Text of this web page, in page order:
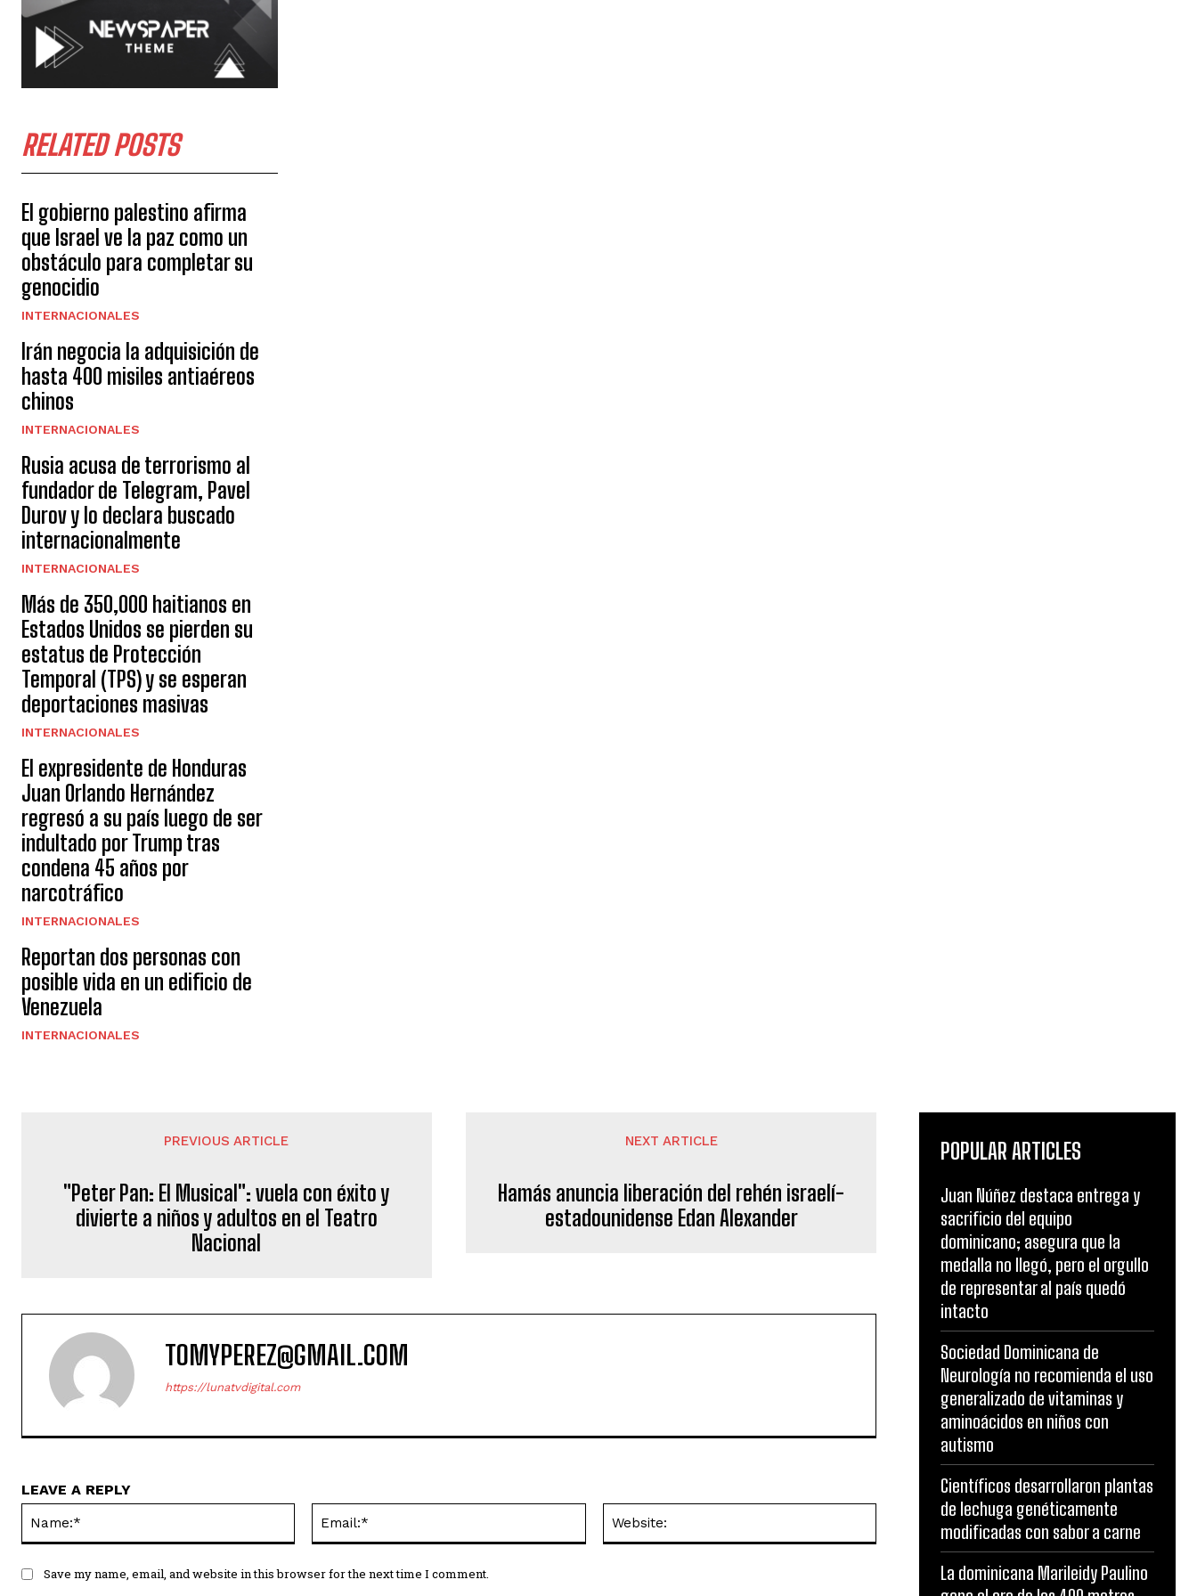
RELATED POSTS
El gobierno palestino afirma
que Israel ve la paz como un
obstáculo para completar su
genocidio
INTERNACIONALES
Irán negocia la adquisición de
hasta 400 misiles antiaéreos
chinos
INTERNACIONALES
Rusia acusa de terrorismo al
fundador de Telegram, Pavel
Durov y lo declara buscado
internacionalmente
INTERNACIONALES
Más de 350,000 haitianos en
Estados Unidos se pierden su
estatus de Protección
Temporal (TPS) y se esperan
deportaciones masivas
INTERNACIONALES
El expresidente de Honduras
Juan Orlando Hernández
regresó a su país luego de ser
indultado por Trump tras
condena 45 años por
narcotráfico
INTERNACIONALES
Reportan dos personas con
posible vida en un edificio de
Venezuela
INTERNACIONALES
PREVIOUS ARTICLE
"Peter Pan: El Musical": vuela con éxito y
divierte a niños y adultos en el Teatro
Nacional
NEXT ARTICLE
Hamás anuncia liberación del rehén israelí-
estadounidense Edan Alexander
TOMYPEREZ@GMAIL.COM
https://lunatvdigital.com
LEAVE A REPLY
Save my name, email, and website in this browser for the next time I comment.
POPULAR ARTICLES
Juan Núñez destaca entrega y
sacrificio del equipo
dominicano; asegura que la
medalla no llegó, pero el orgullo
de representar al país quedó
intacto
Sociedad Dominicana de
Neurología no recomienda el uso
generalizado de vitaminas y
aminoácidos en niños con
autismo
Científicos desarrollaron plantas
de lechuga genéticamente
modificadas con sabor a carne
La dominicana Marileidy Paulino